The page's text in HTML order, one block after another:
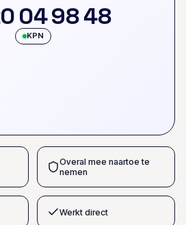
0049848
KPN
Overal mee naartoe te
nemen
Werkt direct